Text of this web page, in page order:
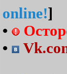
online!]
•
•